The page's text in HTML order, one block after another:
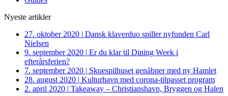
Nyeste artikler
27. oktober 2020 | Dansk klaverduo spiller nyfunden Carl
Nielsen
9. september 2020 | Er du klar til Dining Week i
efterårsferien?
7. september 2020 | Skuespilhuset genåbner med ny Hamlet
28. august 2020 | Kulturhavn med corona-tilpasset program
2. april 2020 | Takeaway – Christianshavn, Bryggen og Halen